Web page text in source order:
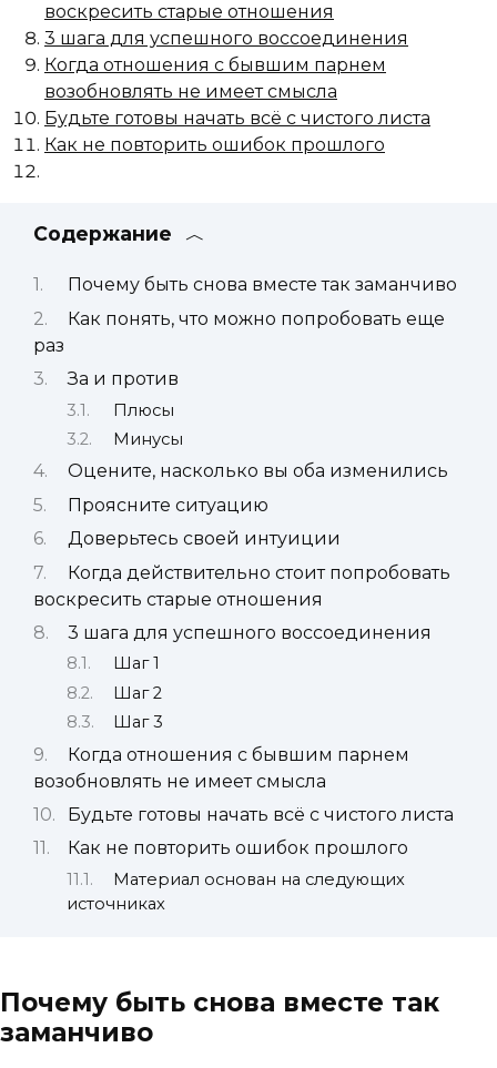
воскресить старые отношения
3 шага для успешного воссоединения
Когда отношения с бывшим парнем
возобновлять не имеет смысла
Будьте готовы начать всё с чистого листа
Как не повторить ошибок прошлого
Содержание
Почему быть снова вместе так заманчиво
Как понять, что можно попробовать еще
раз
За и против
Плюсы
Минусы
Оцените, насколько вы оба изменились
Проясните ситуацию
Доверьтесь своей интуиции
Когда действительно стоит попробовать
воскресить старые отношения
3 шага для успешного воссоединения
Шаг 1
Шаг 2
Шаг 3
Когда отношения с бывшим парнем
возобновлять не имеет смысла
Будьте готовы начать всё с чистого листа
Как не повторить ошибок прошлого
Материал основан на следующих
источниках
Почему быть снова вместе так
заманчиво